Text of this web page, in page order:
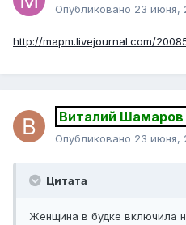
Опубликовано 23 июня,
http://mapm.livejournal.com/
Виталий Шамаров
Опубликовано 23 июня,
Цитата
Женщина в будке включила